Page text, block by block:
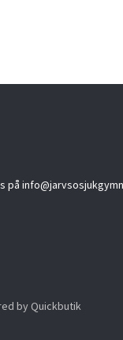
på
by Quickbutik